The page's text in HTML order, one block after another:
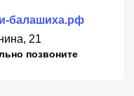
балашиха.рф
21
позвоните